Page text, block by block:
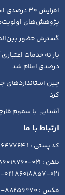
افزایش ۳۰
پژوهش‌های
گسترش حضور
درصدی اعلام شد
چین استانداردهای
کرد
آشنایی با سموم
ارتباط با ما
کد پستی : 1464776411
021-86018857 021-86018839
فکس : 88256470-021